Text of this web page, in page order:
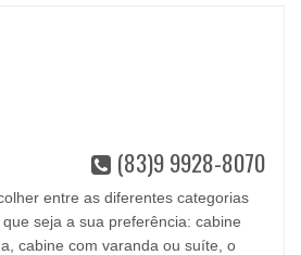
(83)9 9928-8070
entre as diferentes categorias
seja a sua preferência: cabine
cabine com varanda ou suíte, o